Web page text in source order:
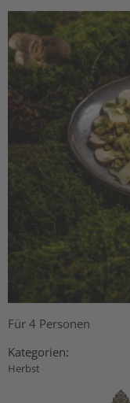
Für 4 Personen
Kategorien:
Herbst